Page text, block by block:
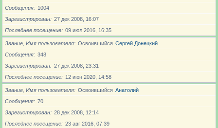
Сообщения
1004
Зарегистрирован
27 дек 2008, 16:07
Последнее посещение
09 июл 2016, 16:35
Звание, Имя пользователя Освоившийся Сергей Донецкий
Сообщения
348
Зарегистрирован
27 дек 2008, 23:31
Последнее посещение
12 июн 2020, 14:58
Звание, Имя пользователя Освоившийся Анатолий
Сообщения
70
Зарегистрирован
28 дек 2008, 12:14
Последнее посещение
23 авг 2016, 07:39